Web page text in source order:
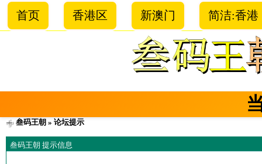
首页 香港区 新澳门 简洁:香港
叁码王朝 » 论坛提示
叁码王朝 提示信息